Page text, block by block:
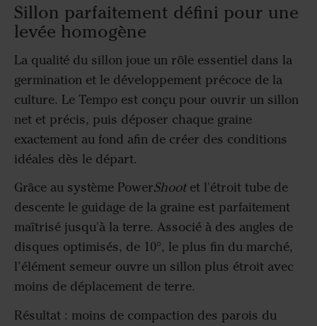
Sillon parfaitement défini pour une
levée homogène
La qualité du sillon joue un rôle essentiel dans la
germination et le développement précoce de la
culture. Le Tempo est conçu pour ouvrir un sillon
net et précis, puis déposer chaque graine
exactement au fond afin de créer des conditions
idéales dès le départ.
Grâce au système PowerShootet l'étroit tube de
descente le guidage de la graine est parfaitement
maîtrisé jusqu'à la terre. Associé à des angles de
disques optimisés, de 10°, le plus fin du marché,
l’élément semeur ouvre un sillon plus étroit avec
moins de déplacement de terre.
Résultat : moins de compaction des parois du